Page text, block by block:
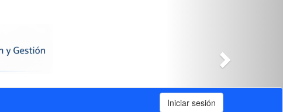
Iniciar sesión